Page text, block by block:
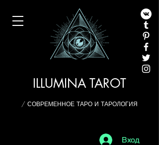
ILLUMINA TAROT
/ СОВРЕМЕННОЕ ТАРО И ТАРОЛОГИЯ
Вход